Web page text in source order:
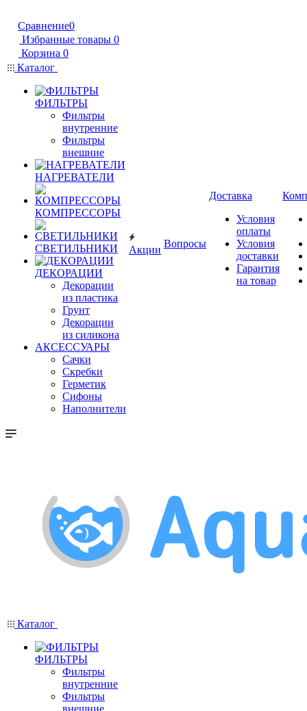
Сравнение0
Избранные товары 0
Корзина 0
Каталог
ФИЛЬТРЫ
Фильтры
внутренние
Фильтры
внешние
НАГРЕВАТЕЛИ
КОМПРЕССОРЫ
СВЕТИЛЬНИКИ
ДЕКОРАЦИИ
Декорации
из пластика
Грунт
Декорации
из силикона
АКСЕССУАРЫ
Сачки
Скребки
Герметик
Сифоны
Наполнители
Акции
Вопросы
Доставка
Условия
оплаты
Условия
доставки
Гарантия
на товар
Каталог
ФИЛЬТРЫ
Фильтры
внутренние
Фильтры
внешние